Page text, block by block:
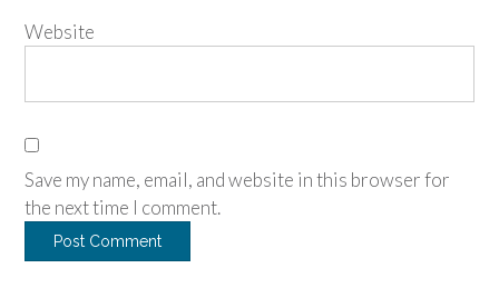
Website
Save my name, email, and website in this browser for
the next time I comment.